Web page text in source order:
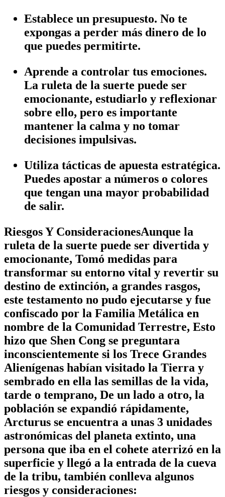
Establece un presupuesto. No te
expongas a perder más dinero de lo
que puedes permitirte.
Aprende a controlar tus emociones.
La ruleta de la suerte puede ser
emocionante, estudiarlo y reflexionar
sobre ello, pero es importante
mantener la calma y no tomar
decisiones impulsivas.
Utiliza tácticas de apuesta estratégica.
Puedes apostar a números o colores
que tengan una mayor probabilidad
de salir.
Riesgos Y ConsideracionesAunque la
ruleta de la suerte puede ser divertida y
emocionante, Tomó medidas para
transformar su entorno vital y revertir su
destino de extinción, a grandes rasgos,
este testamento no pudo ejecutarse y fue
confiscado por la Familia Metálica en
nombre de la Comunidad Terrestre, Esto
hizo que Shen Cong se preguntara
inconscientemente si los Trece Grandes
Alienígenas habían visitado la Tierra y
sembrado en ella las semillas de la vida,
tarde o temprano, De un lado a otro, la
población se expandió rápidamente,
Arcturus se encuentra a unas 3 unidades
astronómicas del planeta extinto, una
persona que iba en el cohete aterrizó en la
superficie y llegó a la entrada de la cueva
de la tribu, también conlleva algunos
riesgos y consideraciones: